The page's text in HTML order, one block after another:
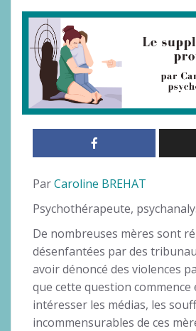
ParCaroline BREHAT
Psychothérapeute,
De nombreuses mères sont
désenfantées par des
avoir dénoncé des violences
que cette question commence
intéresser les médias, les
incommensurables de ces